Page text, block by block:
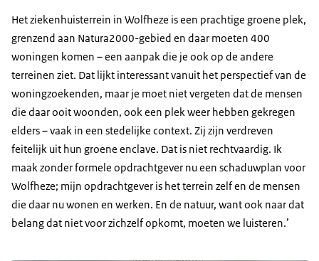
Het ziekenhuisterrein in Wolfheze is een prachtige groene plek,
grenzend aan Natura2000-gebied en daar moeten 400
woningen komen – een aanpak die je ook op de andere
terreinen ziet. Dat lijkt interessant vanuit het perspectief van de
woningzoekenden, maar je moet niet vergeten dat de mensen
die daar ooit woonden, ook een plek weer hebben gekregen
elders – vaak in een stedelijke context. Zij zijn verdreven
feitelijk uit hun groene enclave. Dat is niet rechtvaardig. Ik
maak zonder formele opdrachtgever nu een schaduwplan voor
Wolfheze; mijn opdrachtgever is het terrein zelf en de mensen
die daar nu wonen en werken. En de natuur, want ook naar dat
belang dat niet voor zichzelf opkomt, moeten we luisteren.’